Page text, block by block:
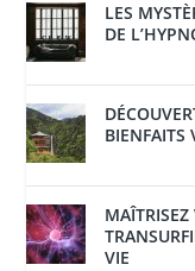
LES
DE
BIENFAITS
MAÎTRISEZ
VIE